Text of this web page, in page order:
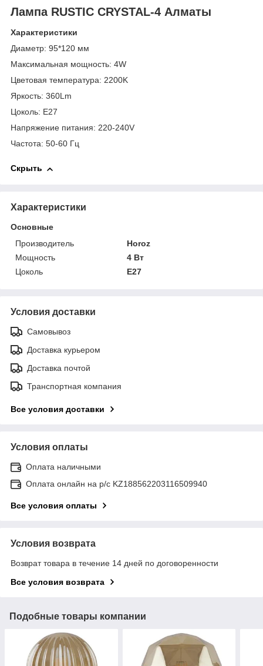
Лампа RUSTIC CRYSTAL-4 Алматы
Характеристики
Диаметр: 95*120 мм
Максимальная мощность: 4W
Цветовая температура: 2200K
Яркость: 360Lm
Цоколь: Е27
Напряжение питания: 220-240V
Частота: 50-60 Гц
Скрыть
Характеристики
Основные
Производитель
Horoz
Мощность
4 Вт
Цоколь
E27
Условия доставки
Самовывоз
Доставка курьером
Доставка почтой
Транспортная компания
Все условия доставки
Условия оплаты
Оплата наличными
Оплата онлайн на р/с KZ188562203116509940
Все условия оплаты
Условия возврата
Возврат товара в течение 14 дней по договоренности
Все условия возврата
Подобные товары компании